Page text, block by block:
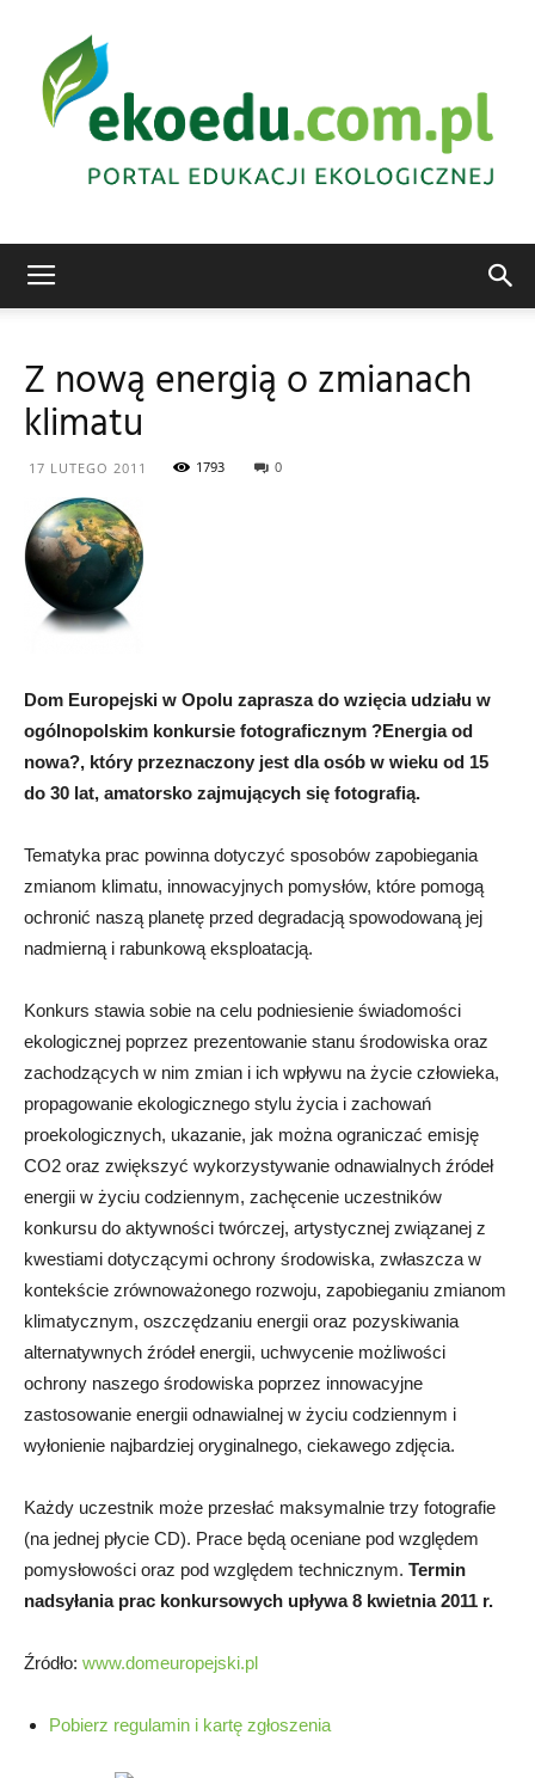
ekologiczna
Z nową energią o zmianach
klimatu
17 LUTEGO 2011 1793 0
Dom Europejski w Opolu zaprasza do wzięcia udziału w
ogólnopolskim konkursie fotograficznym ?Energia od
nowa?, który przeznaczony jest dla osób w wieku od 15
do 30 lat, amatorsko zajmujących się fotografią.
Tematyka prac powinna dotyczyć sposobów zapobiegania
zmianom klimatu, innowacyjnych pomysłów, które pomogą
ochronić naszą planetę przed degradacją spowodowaną jej
nadmierną i rabunkową eksploatacją.
Konkurs stawia sobie na celu podniesienie świadomości
ekologicznej poprzez prezentowanie stanu środowiska oraz
zachodzących w nim zmian i ich wpływu na życie człowieka,
propagowanie ekologicznego stylu życia i zachowań
proekologicznych, ukazanie, jak można ograniczać emisję
CO2 oraz zwiększyć wykorzystywanie odnawialnych źródeł
energii w życiu codziennym, zachęcenie uczestników
konkursu do aktywności twórczej, artystycznej związanej z
kwestiami dotyczącymi ochrony środowiska, zwłaszcza w
kontekście zrównoważonego rozwoju, zapobieganiu zmianom
klimatycznym, oszczędzaniu energii oraz pozyskiwania
alternatywnych źródeł energii, uchwycenie możliwości
ochrony naszego środowiska poprzez innowacyjne
zastosowanie energii odnawialnej w życiu codziennym i
wyłonienie najbardziej oryginalnego, ciekawego zdjęcia.
Każdy uczestnik może przesłać maksymalnie trzy fotografie
(na jednej płycie CD). Prace będą oceniane pod względem
pomysłowości oraz pod względem technicznym. Termin
nadsyłania prac konkursowych upływa 8 kwietnia 2011 r.
Źródło: www.domeuropejski.pl
Pobierz regulamin i kartę zgłoszenia